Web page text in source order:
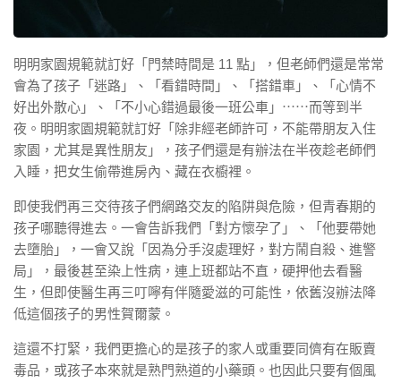
明明家園規範就訂好「門禁時間是 11 點」，但老師們還是常常
會為了孩子「迷路」、「看錯時間」、「搭錯車」、「心情不
好出外散心」、「不小心錯過最後一班公車」⋯⋯而等到半
夜。明明家園規範就訂好「除非經老師許可，不能帶朋友入住
家園，尤其是異性朋友」，孩子們還是有辦法在半夜趁老師們
入睡，把女生偷帶進房內、藏在衣櫥裡。
即使我們再三交待孩子們網路交友的陷阱與危險，但青春期的
孩子哪聽得進去。一會告訴我們「對方懷孕了」、「他要帶她
去墮胎」，一會又說「因為分手沒處理好，對方鬧自殺、進警
局」，最後甚至染上性病，連上班都站不直，硬押他去看醫
生，但即使醫生再三叮嚀有伴隨愛滋的可能性，依舊沒辦法降
低這個孩子的男性賀爾蒙。
這還不打緊，我們更擔心的是孩子的家人或重要同儕有在販賣
毒品，或孩子本來就是熟門熟道的小藥頭。也因此只要有個風